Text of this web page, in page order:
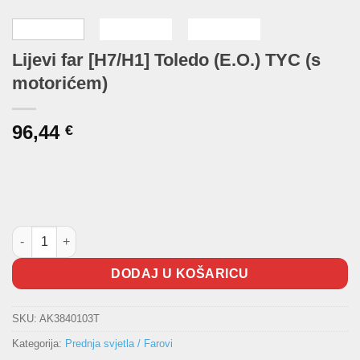
Lijevi far [H7/H1] Toledo (E.O.) TYC (s
motorićem)
96,44 €
Lijevi far [H7/H1] Toledo (E.O.) TYC (s motorićem) količina
DODAJ U KOŠARICU
SKU: AK3840103T
Kategorija: Prednja svjetla / Farovi